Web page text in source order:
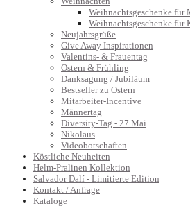
Weihnachtsgeschenke für
Weihnachtsgeschenke für
Neujahrsgrüße
Give Away Inspirationen
Valentins- & Frauentag
Ostern & Frühling
Danksagung / Jubiläum
Bestseller zu Ostern
Mitarbeiter-Incentive
Männertag
Diversity-Tag - 27.Mai
Nikolaus
Videobotschaften
Köstliche Neuheiten
Helm-Pralinen Kollektion
Salvador Dalí - Limitierte Edition
Kontakt / Anfrage
Kataloge